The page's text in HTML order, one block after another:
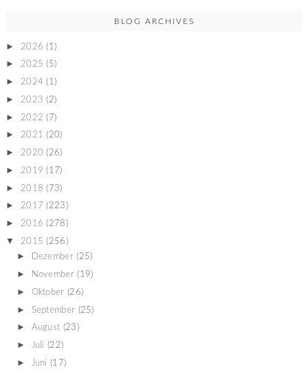
BLOG ARCHIVES
► 2026 (1)
► 2025 (5)
► 2024 (1)
► 2023 (2)
► 2022 (7)
► 2021 (20)
► 2020 (26)
► 2019 (17)
► 2018 (73)
► 2017 (223)
► 2016 (278)
▼ 2015 (256)
► Dezember (25)
► November (19)
► Oktober (26)
► September (25)
► August (23)
► Juli (22)
► Juni (17)